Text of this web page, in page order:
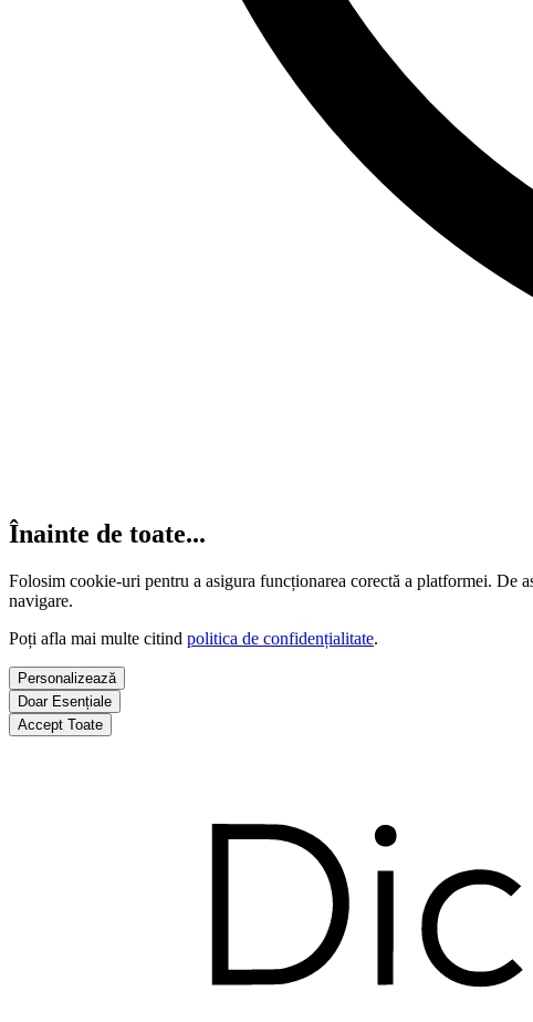
Înainte de toate...
Folosim cookie-uri pentru a asigura funcționarea corectă a platformei. De
navigare.
Poți afla mai multe citind politica de confidențialitate.
Personalizează
Doar Esențiale
Accept Toate